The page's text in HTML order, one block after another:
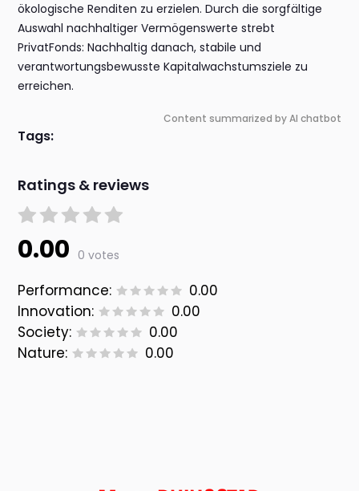
ökologische Renditen zu erzielen. Durch die sorgfältige
Auswahl nachhaltiger Vermögenswerte strebt
PrivatFonds: Nachhaltig danach, stabile und
verantwortungsbewusste Kapitalwachstumsziele zu
erreichen.
Content summarized by AI chatbot
Tags:
Ratings & reviews
0.00 0 votes
Performance:
0.00
Innovation:
0.00
Society:
0.00
Nature:
0.00